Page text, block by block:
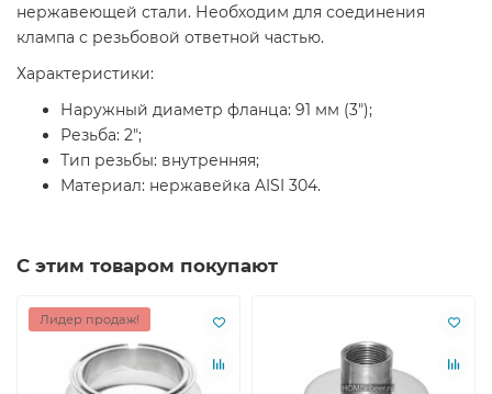
нержавеющей стали. Необходим для соединения
клампа с резьбовой ответной частью.
Характеристики:
Наружный диаметр фланца: 91 мм (3");
Резьба: 2";
Тип резьбы: внутренняя;
Материал: нержавейка AISI 304.
С этим товаром покупают
Лидер продаж!